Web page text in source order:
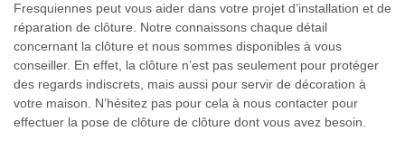
Fresquiennes peut vous aider dans votre projet d’installation et de
réparation de clôture. Notre connaissons chaque détail
concernant la clôture et nous sommes disponibles à vous
conseiller. En effet, la clôture n’est pas seulement pour protéger
des regards indiscrets, mais aussi pour servir de décoration à
votre maison. N’hésitez pas pour cela à nous contacter pour
effectuer la pose de clôture de clôture dont vous avez besoin.